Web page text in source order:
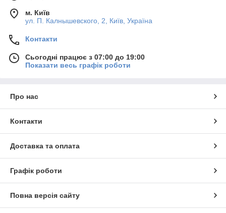
м. Київ
ул. П. Калнышевского, 2, Київ, Україна
Контакти
Сьогодні працює з 07:00 до 19:00
Показати весь графік роботи
Про нас
Контакти
Доставка та оплата
Графік роботи
Повна версія сайту